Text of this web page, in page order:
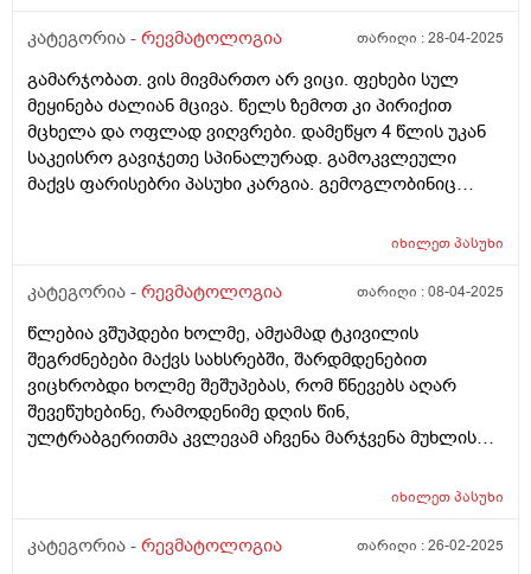
კატეგორია - რევმატოლოგია თარიღი :28-04-2025
გამარჯობათ. ვის მივმართო არ ვიცი. ფეხები სულ
მეყინება ძალიან მცივა. წელს ზემოთ კი პირიქით
მცხელა და ოფლად ვიღვრები. დამეწყო 4 წლის უკან
საკეისრო გავიჯეთე სპინალურად. გამოკვლეული
მაქვს ფარისებრი პასუხი კარგია. გემოგლობინიც
იხილეთპასუხი
კატეგორია - რევმატოლოგია თარიღი :08-04-2025
წლებია ვშუპდები ხოლმე, ამჟამად ტკივილის
შეგრძნებები მაქვს სახსრებში, შარდმდენებით
ვიცხრობდი ხოლმე შეშუპებას, რომ წნევებს აღარ
შევეწუხებინე, რამოდენიმე დღის წინ,
ულტრაბგერითმა კვლევამ აჩვენა მარჯვენა მუხლის
ფოსოში კი ანექოგენური ცისტური ჩანართი ზომით 15/9
და მკურნალობის რა საშუალებას მივმართო?
იხილეთპასუხი
კატეგორია - რევმატოლოგია თარიღი :26-02-2025